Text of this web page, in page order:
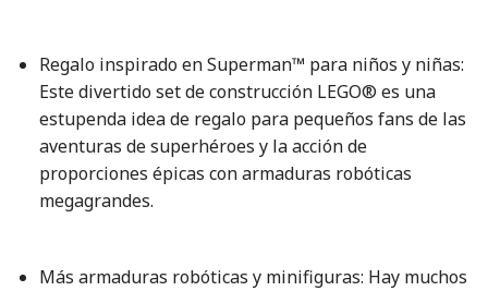
Regalo inspirado en Superman™ para niños y niñas:
Este divertido set de construcción LEGO® es una
estupenda idea de regalo para pequeños fans de las
aventuras de superhéroes y la acción de
proporciones épicas con armaduras robóticas
megagrandes.
Más armaduras robóticas y minifiguras: Hay muchos